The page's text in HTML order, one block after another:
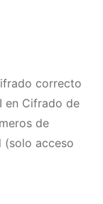
correcto
en Cifrado de
de
(solo acceso